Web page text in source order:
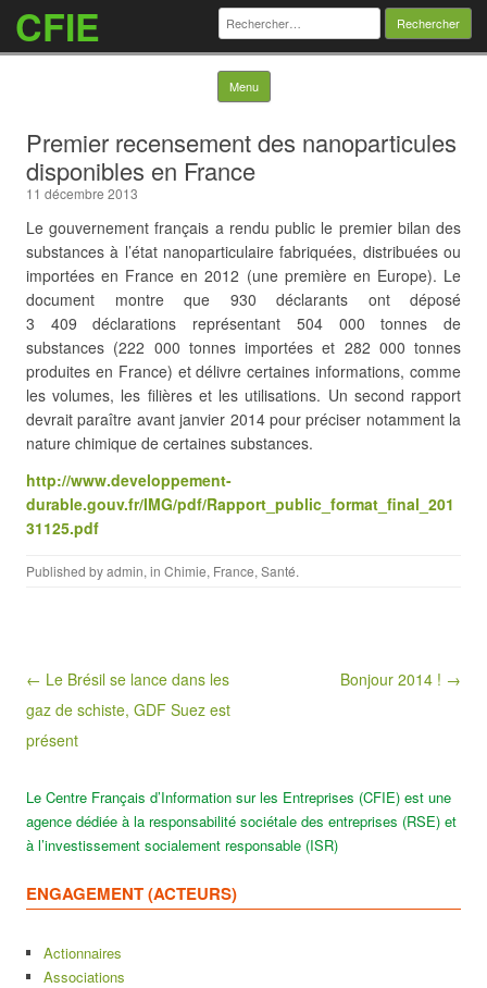
CFIE Rechercher :
Menu Skip to content
Premier recensement des nanoparticules
disponibles en France
11 décembre 2013
Le gouvernement français a rendu public le premier bilan des
substances à l’état nanoparticulaire fabriquées, distribuées ou
importées en France en 2012 (une première en Europe). Le
document montre que 930 déclarants ont déposé
3 409 déclarations représentant 504 000 tonnes de
substances (222 000 tonnes importées et 282 000 tonnes
produites en France) et délivre certaines informations, comme
les volumes, les filières et les utilisations. Un second rapport
devrait paraître avant janvier 2014 pour préciser notamment la
nature chimique de certaines substances.
http://www.developpement-
durable.gouv.fr/IMG/pdf/Rapport_public_format_final_201
31125.pdf
Published byadmin, in Chimie, France, Santé.
Post navigation
← Le Brésil se lance dans les
gaz de schiste, GDF Suez est
présent
Bonjour 2014 ! →
Le Centre Français d’Information sur les Entreprises (CFIE) est une
agence dédiée à la responsabilité sociétale des entreprises (RSE) et
à l’investissement socialement responsable (ISR)
ENGAGEMENT (ACTEURS)
Actionnaires
Associations